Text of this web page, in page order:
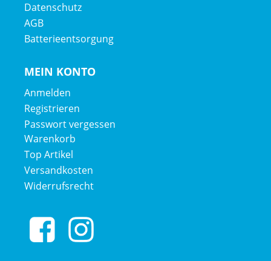
Datenschutz
AGB
Batterieentsorgung
MEIN KONTO
Anmelden
Registrieren
Passwort vergessen
Warenkorb
Top Artikel
Versandkosten
Widerrufsrecht